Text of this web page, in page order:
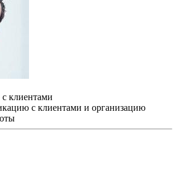
клиентами
с клиентами и организацию